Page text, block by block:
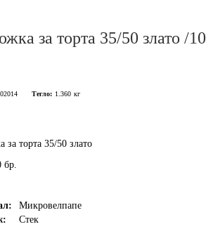
за торта 35/50 злато /10
Тегло: 1.360 кг
за торта 35/50 злато
бр.
Микровелпапе
Стек